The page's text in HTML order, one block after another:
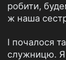
робити,
ж наша
І почалося
служницю. Я